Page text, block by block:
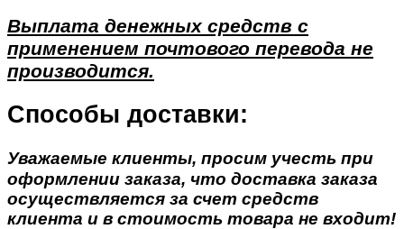
Выплата денежных средств с
применением почтового перевода не
производится.
Способы доставки:
Уважаемые клиенты, просим учесть при
оформлении заказа, что доставка заказа
осуществляется за счет средств
клиента и в стоимость товара не входит!